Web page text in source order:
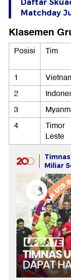
Daftar
Matchday
Klasemen
Posisi Tim
1
2
3
4
Timor
Leste
Miliar